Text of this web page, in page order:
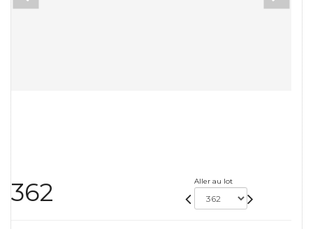
362 Aller au lot